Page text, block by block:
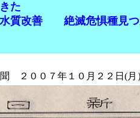
た
改善 絶滅危惧種見つ
年１０月２２日(月）